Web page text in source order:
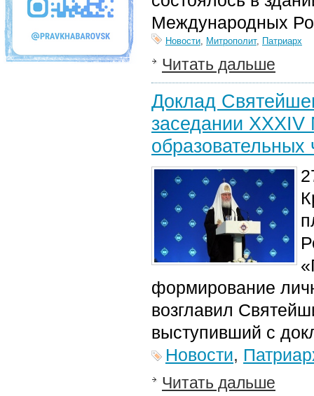
Международных
Новости, Митрополит, Патриарх
Читать дальше
Доклад
заседании
образовательных
формирование
возглавил
выступивший с
Новости,
Читать дальше